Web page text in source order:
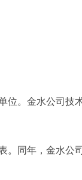
。金水公司技
。同年，金水公